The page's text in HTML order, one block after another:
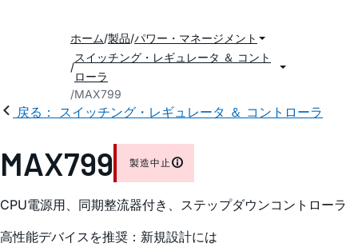
ホーム 製品 パワー・マネージメント
スイッチング・レギュレータ ＆ コント
ローラ
MAX799
戻る： スイッチング・レギュレータ ＆ コントローラ
MAX799 製造中止
CPU電源用、同期整流器付き、ステップダウンコントローラ
高性能デバイスを推奨：新規設計には